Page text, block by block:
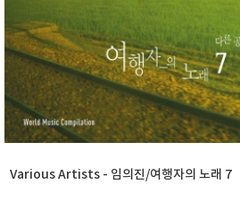
Various Artists - 임의진/여행자의 노래 7